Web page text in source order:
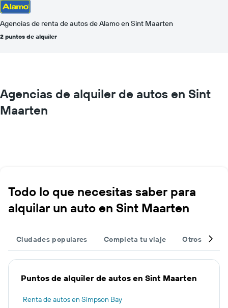
Agencias de renta de autos de Alamo en Sint Maarten
2 puntos de alquiler
Agencias de alquiler de autos en Sint
Maarten
Todo lo que necesitas saber para
alquilar un auto en Sint Maarten
Ciudades populares Completa tu viaje Otros
Puntos de alquiler de autos en Sint Maarten
Renta de autos en Simpson Bay